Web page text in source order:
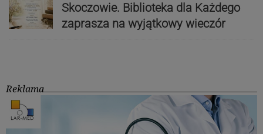
Skoczowie. Biblioteka dla Każdego
zaprasza na wyjątkowy wieczór
Reklama